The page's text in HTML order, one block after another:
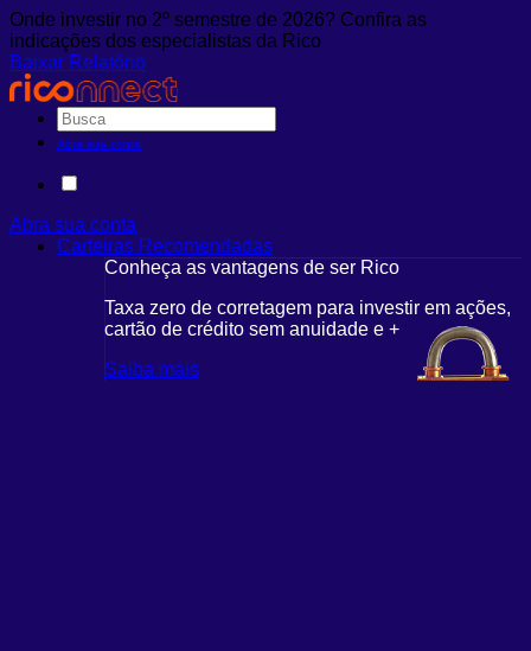
Onde investir no 2º semestre de 2026? Confira as
indicações dos especialistas da Rico
Baixar Relatório
Abra sua conta
Abra sua conta
Carteiras Recomendadas
Conheça as vantagens de ser Rico
Taxa zero de corretagem para investir em ações,
cartão de crédito sem anuidade e +
Saiba mais